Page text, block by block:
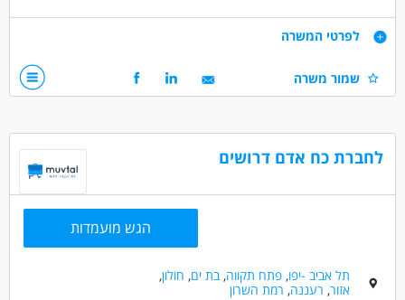
דרישות
באזור תל אביב
כללי /ללא הכשרה - מנקה
מאפייני משרה
משרה מלאה
לפרטי המשרה
שמור משרה
לחברת כח אדם דרושים
הגש מועמדות
תל אביב -יפו,פתח תקווה,בת ים, חולון,
אזור, רעננה, רמת השרון